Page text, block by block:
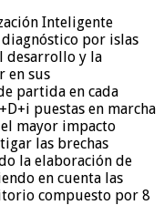
Inteligente
por islas
desarrollo y la
en sus
partida en cada
puestas en marcha
mayor impacto
las brechas
la elaboración de
en cuenta las
compuesto por 8